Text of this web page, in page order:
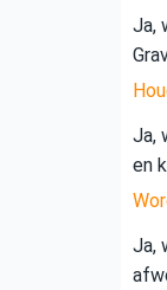
Ja,
Ja,
en
Ja,